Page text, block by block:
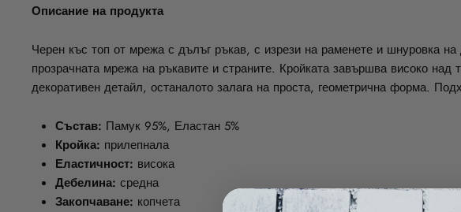
Описание на продукта
Черен къс топ от мрежа с дълъг ръкав, с изрези на раменете и шнуровка
прозрачната мрежа на ръкавите и страните. Кройката завършва високо
декоративен детайл, останалото залага на проста, геометрична форма.
Състав: Памук 95%, Еластан 5%
Кройка: прилепнала
Еластичност: висока
Дебелина: средна
Закопчаване: копчета